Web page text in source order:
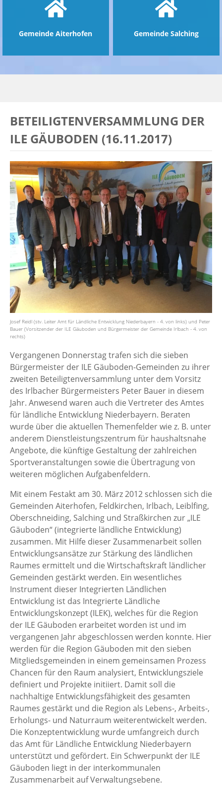
Gemeinde Aiterhofen Gemeinde Salching
BETEILIGTENVERSAMMLUNG DER
ILE GÄUBODEN (16.11.2017)
Josef Reidl (stv. Leiter Amt für Ländliche Entwicklung Niederbayern - 4. von links) und Peter
Bauer (Vorsitzender der ILE Gäuboden und Bürgermeister der Gemeinde Irlbach - 4. von
rechts)
Vergangenen Donnerstag trafen sich die sieben
Bürgermeister der ILE Gäuboden-Gemeinden zu ihrer
zweiten Beteiligtenversammlung unter dem Vorsitz
des Irlbacher Bürgermeisters Peter Bauer in diesem
Jahr. Anwesend waren auch die Vertreter des Amtes
für ländliche Entwicklung Niederbayern. Beraten
wurde über die aktuellen Themenfelder wie z. B. unter
anderem Dienstleistungszentrum für haushaltsnahe
Angebote, die künftige Gestaltung der zahlreichen
Sportveranstaltungen sowie die Übertragung von
weiteren möglichen Aufgabenfeldern.
Mit einem Festakt am 30. März 2012 schlossen sich die
Gemeinden Aiterhofen, Feldkirchen, Irlbach, Leiblfing,
Oberschneiding, Salching und Straßkirchen zur „ILE
Gäuboden“ (integrierte ländliche Entwicklung)
zusammen. Mit Hilfe dieser Zusammenarbeit sollen
Entwicklungsansätze zur Stärkung des ländlichen
Raumes ermittelt und die Wirtschaftskraft ländlicher
Gemeinden gestärkt werden. Ein wesentliches
Instrument dieser Integrierten Ländlichen
Entwicklung ist das Integrierte Ländliche
Entwicklungskonzept (ILEK), welches für die Region
der ILE Gäuboden erarbeitet worden ist und im
vergangenen Jahr abgeschlossen werden konnte. Hier
werden für die Region Gäuboden mit den sieben
Mitgliedsgemeinden in einem gemeinsamen Prozess
Chancen für den Raum analysiert, Entwicklungsziele
definiert und Projekte initiiert. Damit soll die
nachhaltige Entwicklungsfähigkeit des gesamten
Raumes gestärkt und die Region als Lebens-, Arbeits-,
Erholungs- und Naturraum weiterentwickelt werden.
Die Konzeptentwicklung wurde umfangreich durch
das Amt für Ländliche Entwicklung Niederbayern
unterstützt und gefördert. Ein Schwerpunkt der ILE
Gäuboden liegt in der interkommunalen
Zusammenarbeit auf Verwaltungsebene.